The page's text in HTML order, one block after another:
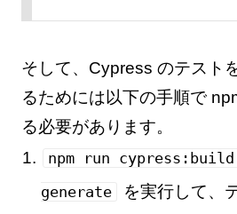
そして、Cypress のテスト
るためには以下の手順で
る必要があります。
npm run cypress:build
generate
を実行して、